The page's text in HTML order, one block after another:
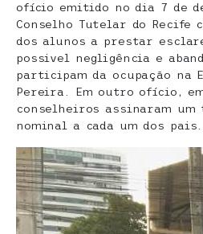
ofício emitido no dia 7 de
Conselho Tutelar do Recife
dos alunos a prestar
possivel negligência e
participam da ocupação na
Pereira. Em outro ofício,
conselheiros assinaram
nominal a cada um dos pais.